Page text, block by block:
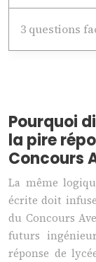
3 questions
Pourquoi
la pire
Concours
La même
écrite doit
du Concours
futurs
réponse de